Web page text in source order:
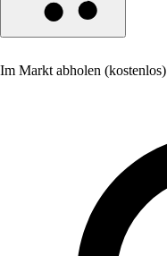
Im Markt abholen (kostenlos)